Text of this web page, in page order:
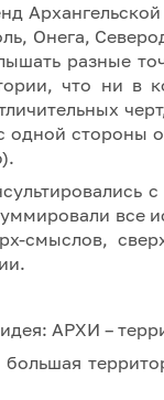
Онега,
разные
что ни в
стороны
все
смыслов,
АРХИ –
большая